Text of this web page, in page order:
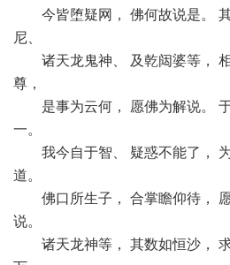
今皆堕疑网， 佛何故说是。 其
尼、
诸天龙鬼神、 及乾闼婆等， 相
尊，
是事为云何， 愿佛为解说。 于
一。
我今自于智、 疑惑不能了， 为
道。
佛口所生子， 合掌瞻仰待， 愿
说。
诸天龙神等， 其数如恒沙， 求